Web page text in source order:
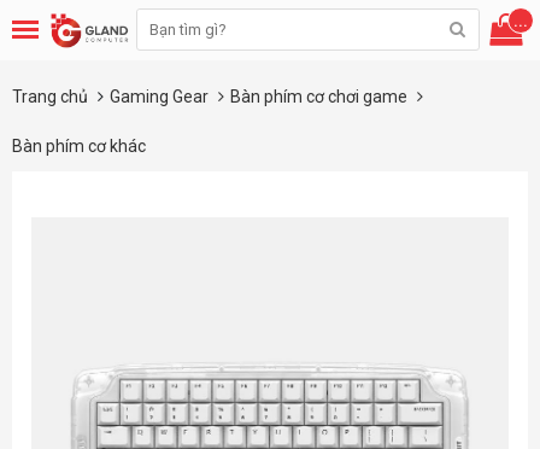
...
Trang chủ Gaming Gear Bàn phím cơ chơi game
Bàn phím cơ khác